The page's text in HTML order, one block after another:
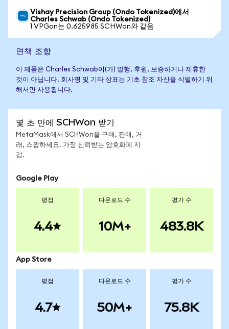
Vishay Precision Group (Ondo Tokenized)에서
Charles Schwab (Ondo Tokenized)
1 VPGon는 0.625985 SCHWon와 같음
면책 조항
이 제품은 Charles Schwab이(가) 발행, 후원, 보증하거나 제휴한
것이 아닙니다. 회사명 및 기타 상표는 기초 참조 자산을 식별하기 위
해서만 사용됩니다.
몇 초 만에 SCHWon 받기
MetaMask에서 SCHWon을 구매, 판매, 거
래, 스왑하세요. 가장 신뢰받는 암호화폐 지
갑.
Google Play
평점
4.4
다운로드 수
10M+
평가 수
483.8K
App Store
평점
4.7
다운로드 수
50M+
평가 수
75.8K